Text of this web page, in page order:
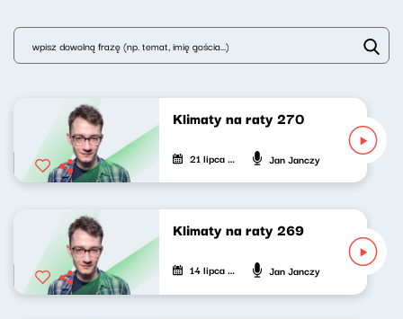
Klimaty na raty 270
21 lipca 2026 Jan Janczy
Klimaty na raty 269
14 lipca 2026 Jan Janczy